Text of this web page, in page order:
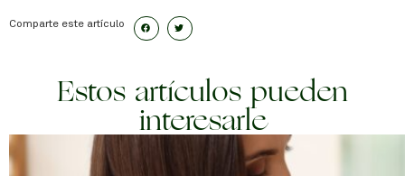
Comparte este artículo
Estos artículos pueden
interesarle